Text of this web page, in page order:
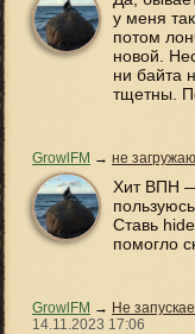
у меня
потом
новой.
ни байта
тщетны.
GrowlFM → не
Хит ВПН
Ставь
помогло
GrowlFM → Не
14.11.2023 17:06